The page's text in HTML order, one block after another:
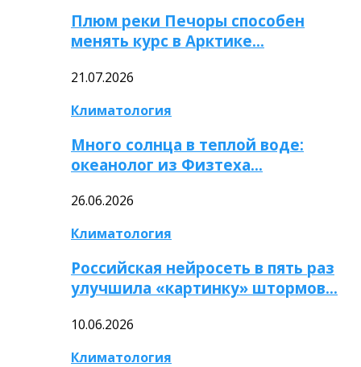
Плюм реки Печоры способен
менять курс в Арктике…
21.07.2026
Климатология
Много солнца в теплой воде:
океанолог из Физтеха…
26.06.2026
Климатология
Российская нейросеть в пять раз
улучшила «картинку» штормов…
10.06.2026
Климатология